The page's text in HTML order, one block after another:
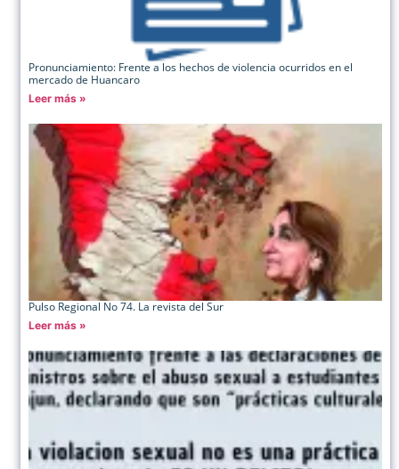
Pronunciamiento: Frente a los hechos de violencia ocurridos en el
mercado de Huancaro
Leer más »
Pulso Regional No 74. La revista del Sur
Leer más »